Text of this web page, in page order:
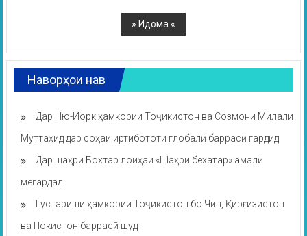
Наворҳои нав
Дар Ню-Йорк ҳамкории Тоҷикистон ва Созмони Милали
Муттаҳид дар соҳаи иртибототи глобалӣ баррасӣ гардид
Дар шаҳри Бохтар лоиҳаи «Шаҳри бехатар» амалӣ
мегардад
Густариши ҳамкории Тоҷикистон бо Чин, Қирғизистон
ва Покистон баррасӣ шуд